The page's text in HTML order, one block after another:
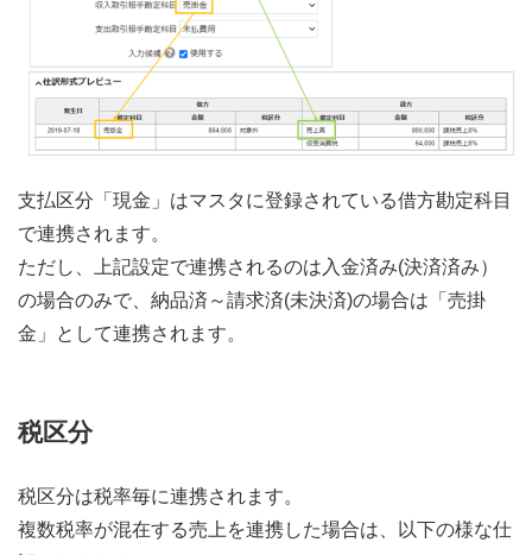
支払区分「現金」はマスタに登録されている借方勘定科目
で連携されます。
ただし、上記設定で連携されるのは入金済み(決済済み）
の場合のみで、納品済～請求済(未決済)の場合は「売掛
金」として連携されます。
税区分
税区分は税率毎に連携されます。
複数税率が混在する売上を連携した場合は、以下の様な仕